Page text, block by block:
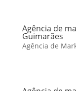
Agência de
Guimarães
Agência de